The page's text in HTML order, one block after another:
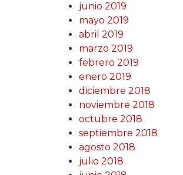
junio 2019
mayo 2019
abril 2019
marzo 2019
febrero 2019
enero 2019
diciembre 2018
noviembre 2018
octubre 2018
septiembre 2018
agosto 2018
julio 2018